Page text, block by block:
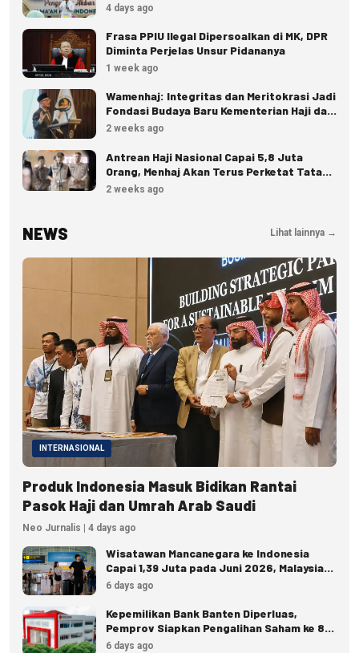
hingga Pidana
4 days ago
Frasa PPIU Ilegal Dipersoalkan di MK, DPR
Diminta Perjelas Unsur Pidananya
1 week ago
Wamenhaj: Integritas dan Meritokrasi Jadi
Fondasi Budaya Baru Kementerian Haji dan
Umrah
2 weeks ago
Antrean Haji Nasional Capai 5,8 Juta
Orang, Menhaj Akan Terus Perketat Tata
Kelola
2 weeks ago
NEWS Lihat lainnya →
INTERNASIONAL
Produk Indonesia Masuk Bidikan Rantai
Pasok Haji dan Umrah Arab Saudi
Neo Jurnalis | 4 days ago
Wisatawan Mancanegara ke Indonesia
Capai 1,39 Juta pada Juni 2026, Malaysia
Terbanyak
6 days ago
Kepemilikan Bank Banten Diperluas,
Pemprov Siapkan Pengalihan Saham ke 8
Pemda
6 days ago